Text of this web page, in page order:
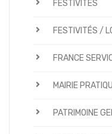
FESTIVITÉS
FESTIVITÉS /
FRANCE
MAIRIE
PATRIMOINE